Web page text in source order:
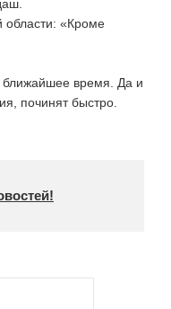
области: «Кроме
ближайшее время. Да и
починят быстро.